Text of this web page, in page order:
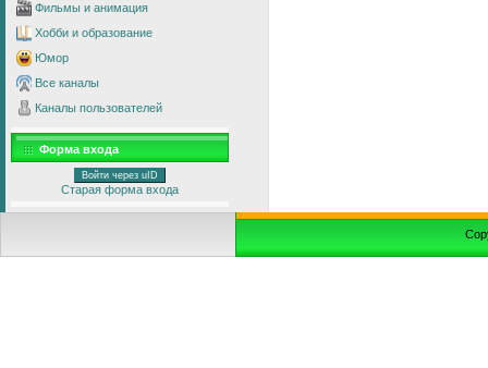
Фильмы и анимация
Хобби и образование
Юмор
Все каналы
Каналы пользователей
Форма входа
Войти через uID
Старая форма входа